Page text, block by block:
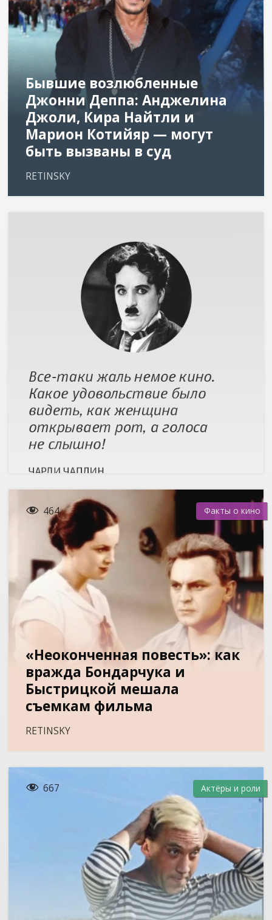
Бывшие возлюбленные
Джонни Деппа: Анджелина
Джоли, Кира Найтли и
Марион Котийяр — могут
быть вызваны в суд
RETINSKY
 464 Факты о кино
«Неоконченная повесть»: как
вражда Бондарчука и
Быстрицкой мешала
съемкам фильма
RETINSKY
 667 Актёры и роли